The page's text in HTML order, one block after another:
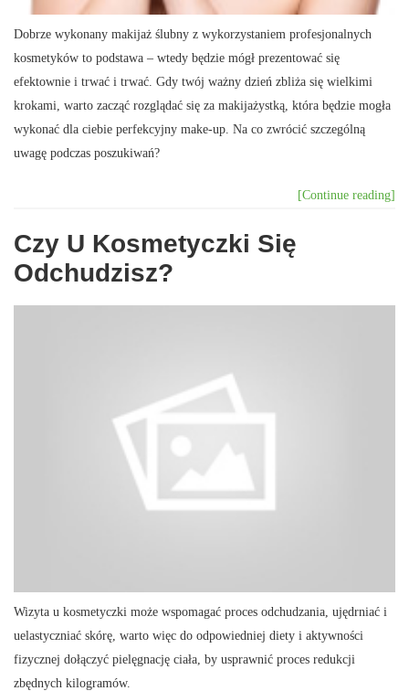
Dobrze wykonany makijaż ślubny z wykorzystaniem profesjonalnych
kosmetyków to podstawa – wtedy będzie mógł prezentować się
efektownie i trwać i trwać. Gdy twój ważny dzień zbliża się wielkimi
krokami, warto zacząć rozglądać się za makijażystką, która będzie mogła
wykonać dla ciebie perfekcyjny make-up. Na co zwrócić szczególną
uwagę podczas poszukiwań?
[Continue reading]
Czy U Kosmetyczki Się
Odchudzisz?
Wizyta u kosmetyczki może wspomagać proces odchudzania, ujędrniać i
uelastyczniać skórę, warto więc do odpowiedniej diety i aktywności
fizycznej dołączyć pielęgnację ciała, by usprawnić proces redukcji
zbędnych kilogramów.